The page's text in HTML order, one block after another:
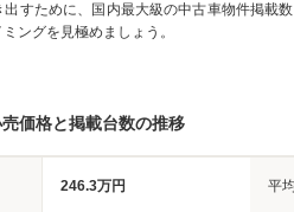
すために、国内最大級の中古車物件掲載
ングを見極めましょう。
価格と掲載台数の推移
246.3万円 平